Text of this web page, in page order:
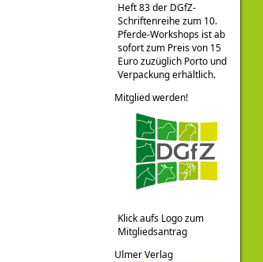
Heft 83 der DGfZ-
Schriftenreihe zum 10.
Pferde-Workshops ist ab
sofort zum Preis von 15
Euro zuzüglich Porto und
Verpackung erhältlich.
Mitglied werden!
Klick aufs Logo zum
Mitgliedsantrag
Ulmer Verlag